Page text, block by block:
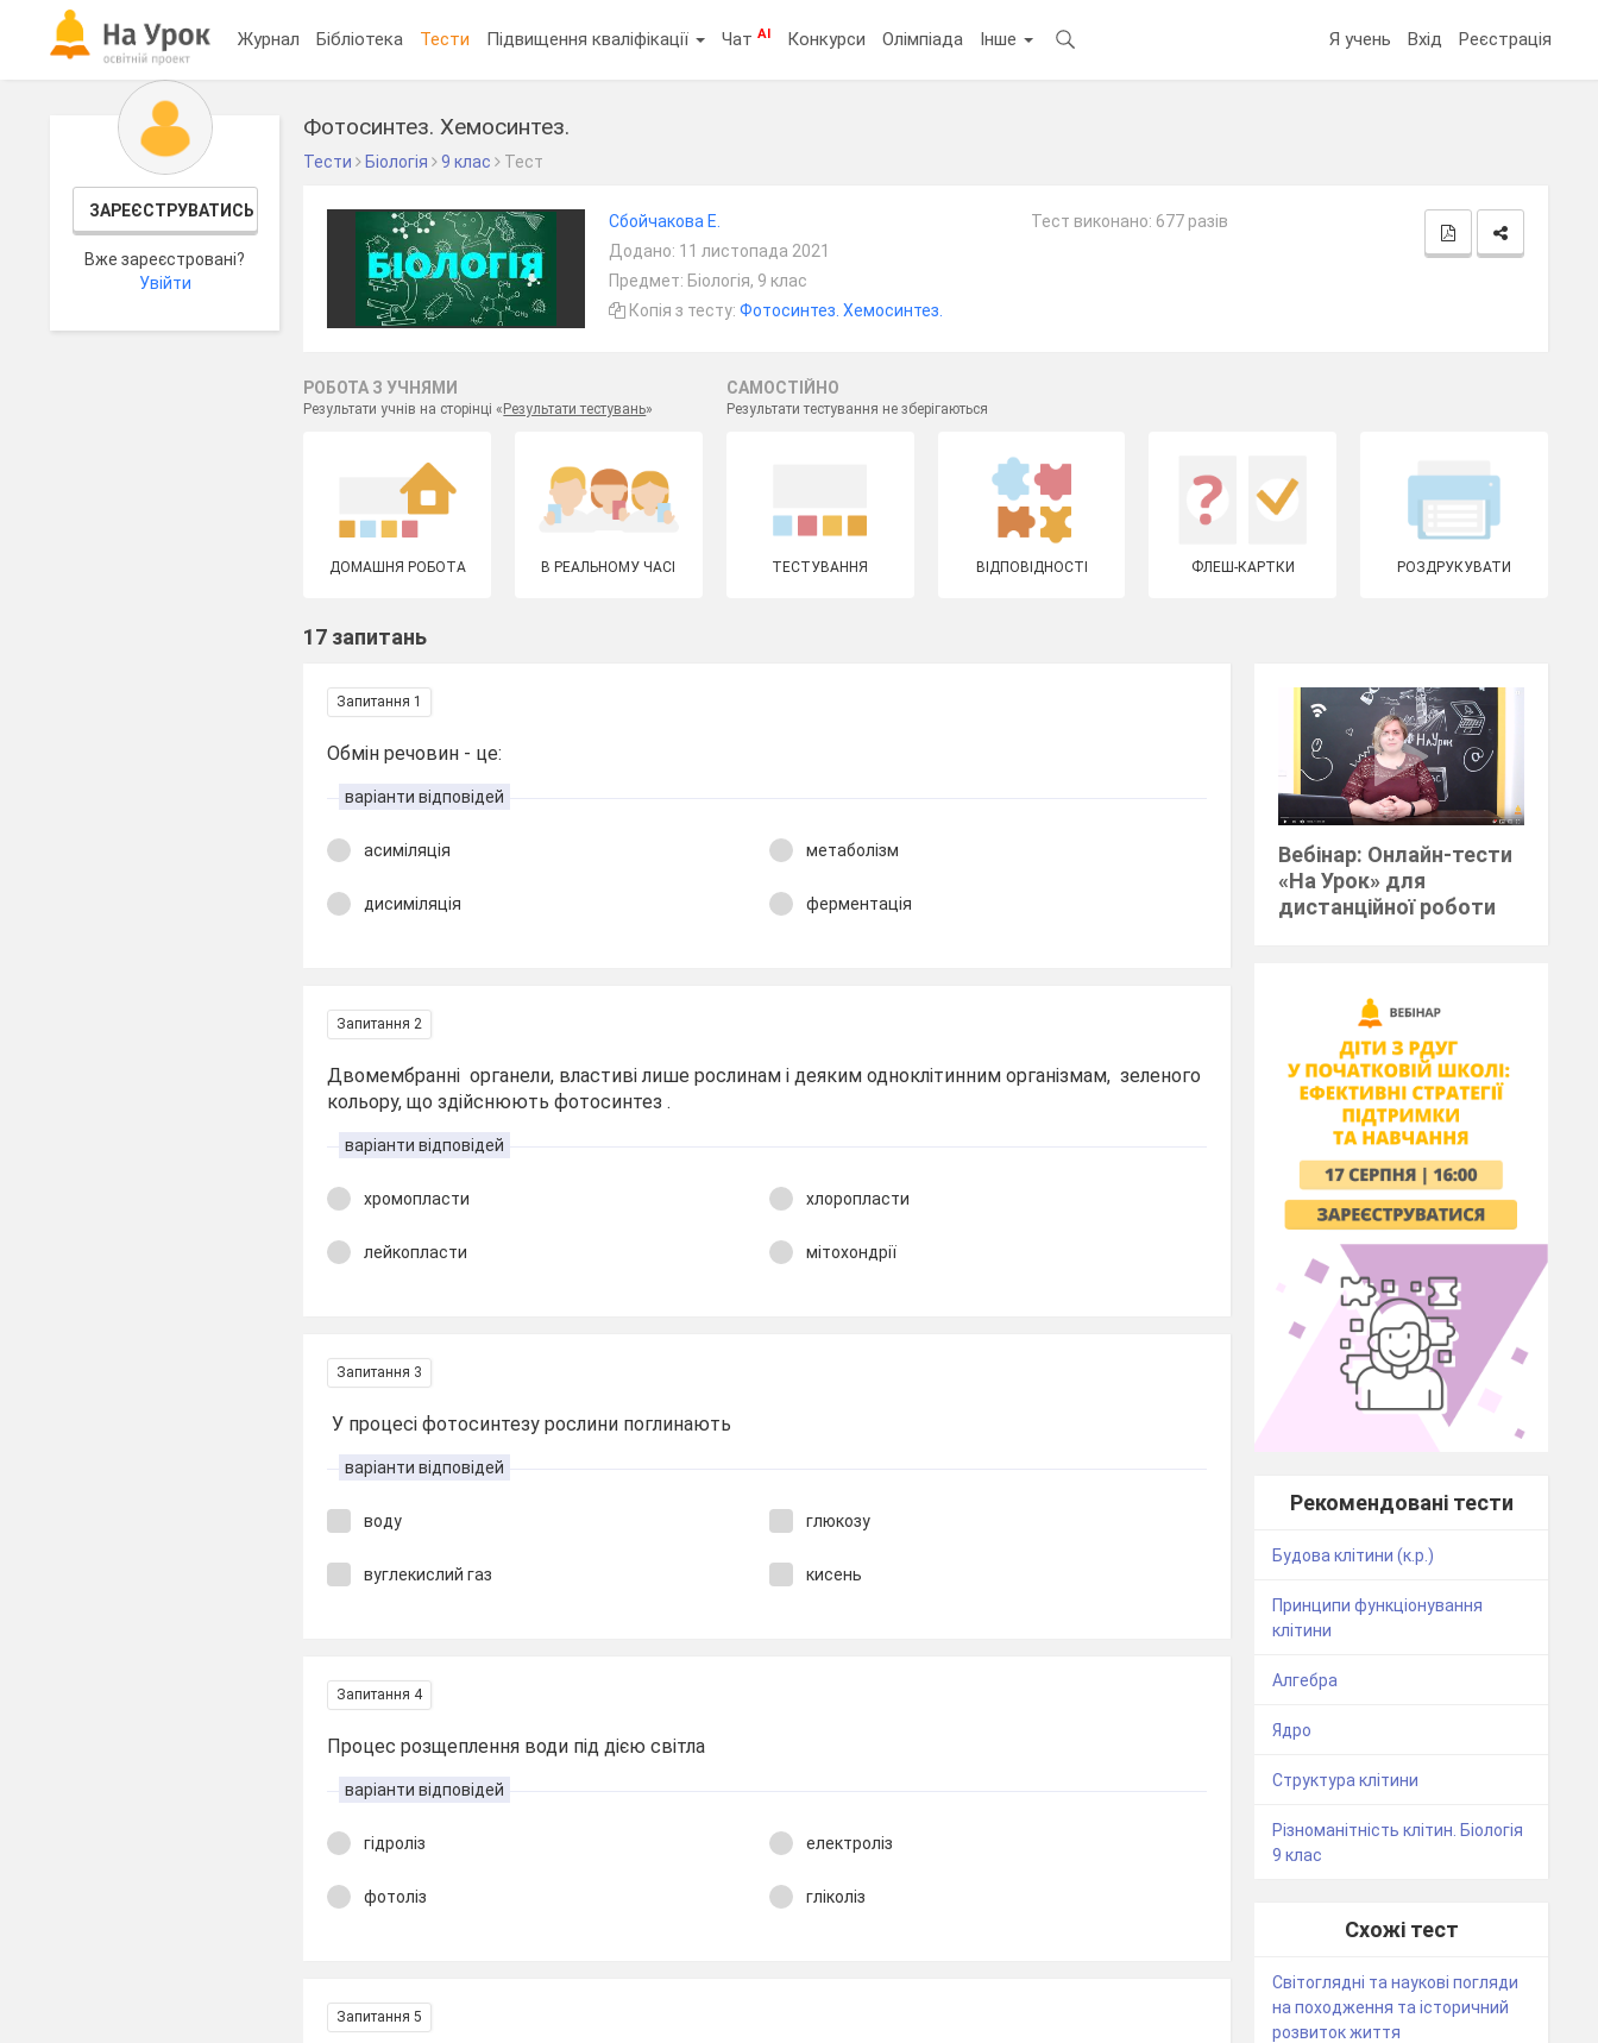
Журнал Бібліотека Тести Підвищення кваліфікації ЧатAI Конкурси Олімпіада Інше Я учень Вхід Реєстрація
ЗАРЕЄСТРУВАТИСЬ
Вже зареєстровані?
Увійти
Фотосинтез. Хемосинтез.
Тести Біологія 9 клас Тест
Сбойчакова Е.
Додано: 11 листопада 2021
Предмет: Біологія, 9 клас
Копія з тесту: Фотосинтез. Хемосинтез.
Тест виконано: 677 разів
РОБОТА З УЧНЯМИ
Результати учнів на сторінці « Результати тестувань»
САМОСТІЙНО
Результати тестування не зберігаються
ДОМАШНЯ РОБОТА В РЕАЛЬНОМУ ЧАСІ ТЕСТУВАННЯ ВІДПОВІДНОСТІ ФЛЕШ-КАРТКИ РОЗДРУКУВАТИ
17 запитань
Запитання 1
Обмін речовин - це:
варіанти відповідей
асиміляція метаболізм
дисиміляція ферментація
Запитання 2
Двомембранні органели, властиві лише рослинам і деяким одноклітинним організмам, зеленого
кольору, що здійснюють фотосинтез .
варіанти відповідей
хромопласти хлоропласти
лейкопласти мітохондрії
Запитання 3
У процесі фотосинтезу рослини поглинають
варіанти відповідей
воду глюкозу
вуглекислий газ кисень
Запитання 4
Процес розщеплення води під дією світла
варіанти відповідей
гідроліз електроліз
фотоліз гліколіз
Запитання 5
Вебінар: Онлайн-тести
«На Урок» для
дистанційної роботи
Рекомендовані тести
Будова клітини (к.р.)
Принципи функціонування
клітини
Алгебра
Ядро
Структура клітини
Різноманітність клітин. Біологія
9 клас
Схожі тест
Світоглядні та наукові погляди
на походження та історичний
розвиток життя